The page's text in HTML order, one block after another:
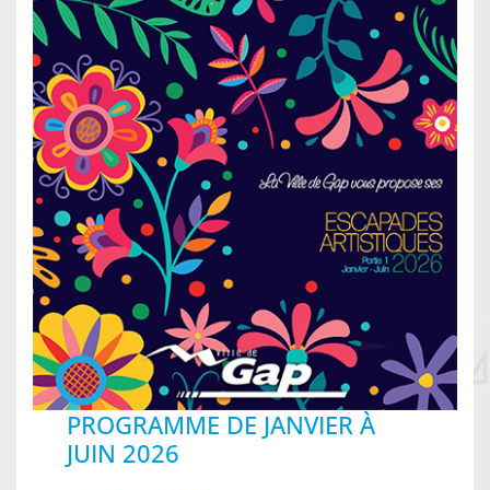
PROGRAMME DE JANVIER À
JUIN 2026